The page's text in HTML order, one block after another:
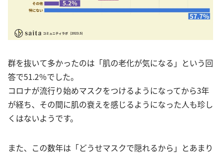
群を抜いて多かったのは「肌の老化が気になる」という回
答で51.2％でした。
コロナが流行り始めマスクをつけるようになってから3年
が経ち、その間に肌の衰えを感じるようになった人も珍し
くはないようです。
また、この数年は「どうせマスクで隠れるから」とあまり